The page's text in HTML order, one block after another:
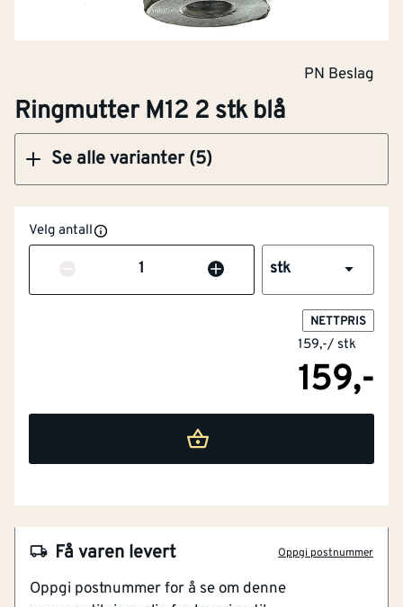
PN Beslag
Ringmutter M12 2 stk blå
Se alle varianter (5)
Velg antall
Antall stk
NETTPRIS
159,-/ stk
159,-
Få varen levert Oppgi postnummer
Oppgi postnummer for å se om denne